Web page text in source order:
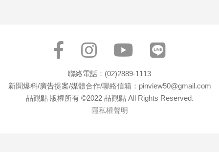
媒
聯絡電話：(02)2889-1113
新聞爆料/廣告提案/媒體合作/聯絡信箱：pinview50@gmail.com
品觀點 版權所有 ©2022 品觀點 All Rights Reserved.
隱私權聲明